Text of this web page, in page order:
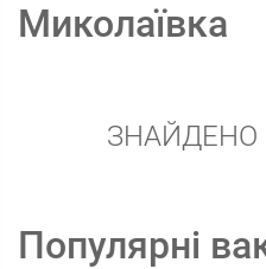
Миколаївка
ЗНАЙДЕНО
Популярні